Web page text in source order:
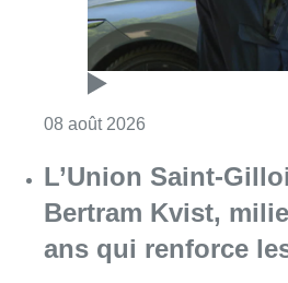
08 août 2026
L’Union Saint-
Bertram Kvist,
ans qui renforce